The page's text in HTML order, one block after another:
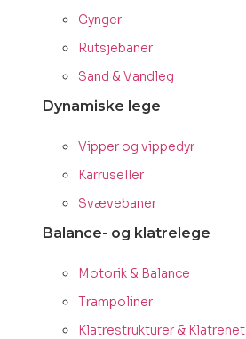
Gynger
Rutsjebaner
Sand & Vandleg
Dynamiske lege
Vipper og vippedyr
Karruseller
Svævebaner
Balance- og klatrelege
Motorik & Balance
Trampoliner
Klatrestrukturer & Klatrenet